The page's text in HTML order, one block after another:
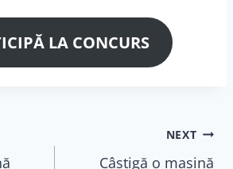
LA CONCURS
NEXT
Câștigă o mașină